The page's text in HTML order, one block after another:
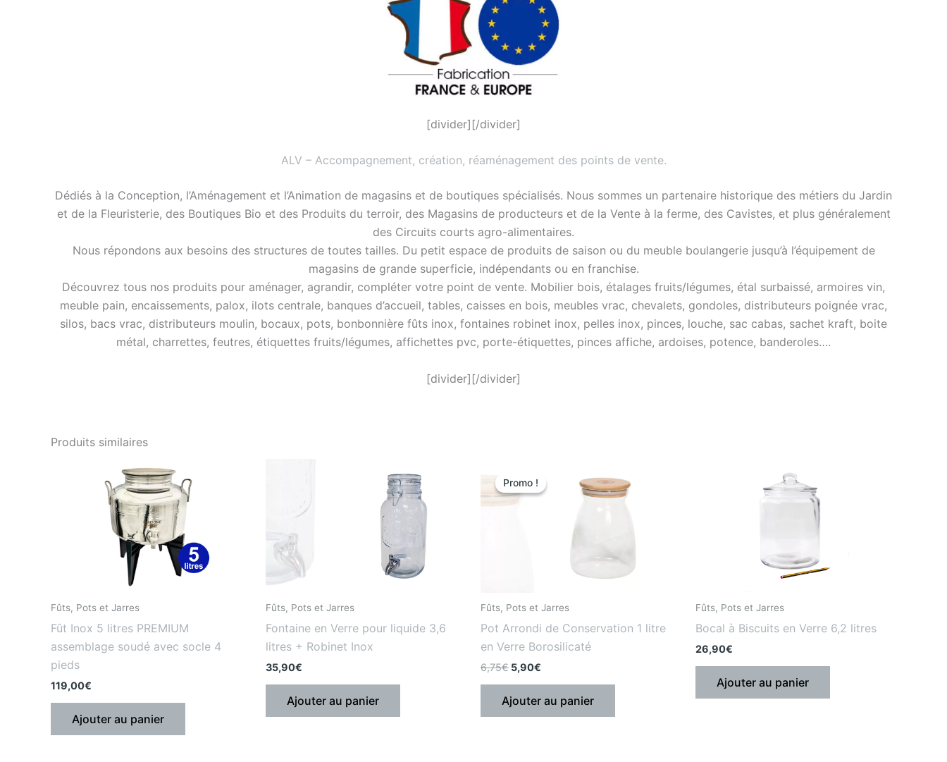
[divider][/divider]
ALV – Accompagnement, création, réaménagement des points de vente.
Dédiés à la Conception, l’Aménagement et l’Animation de magasins et de boutiques spécialisés. Nous sommes un partenaire historique des métiers du Jardin
et de la Fleuristerie, des Boutiques Bio et des Produits du terroir, des Magasins de producteurs et de la Vente à la ferme, des Cavistes, et plus généralement
des Circuits courts agro-alimentaires.
Nous répondons aux besoins des structures de toutes tailles. Du petit espace de produits de saison ou du meuble boulangerie jusqu’à l’équipement de
magasins de grande superficie, indépendants ou en franchise.
Découvrez tous nos produits pour aménager, agrandir, compléter votre point de vente. Mobilier bois, étalages fruits/légumes, étal surbaissé, armoires vin,
meuble pain, encaissements, palox, ilots centrale, banques d’accueil, tables, caisses en bois, meubles vrac, chevalets, gondoles, distributeurs poignée vrac,
silos, bacs vrac, distributeurs moulin, bocaux, pots, bonbonnière fûts inox, fontaines robinet inox, pelles inox, pinces, louche, sac cabas, sachet kraft, boite
métal, charrettes, feutres, étiquettes fruits/légumes, affichettes pvc, porte-étiquettes, pinces affiche, ardoises, potence, banderoles….
[divider][/divider]
Produits similaires
Fûts, Pots et Jarres
Fût Inox 5 litres PREMIUM
assemblage soudé avec socle 4
pieds
119,00€
Ajouter au panier
Fûts, Pots et Jarres
Fontaine en Verre pour liquide 3,6
litres + Robinet Inox
35,90€
Ajouter au panier
Promo !
Promo !
Fûts, Pots et Jarres
Pot Arrondi de Conservation 1 litre
en Verre Borosilicaté
6,75€
initial
était
5,90€
actuel
Ajouter au panier
Fûts, Pots et Jarres
Bocal à Biscuits en Verre 6,2 litres
26,90€
Ajouter au panier